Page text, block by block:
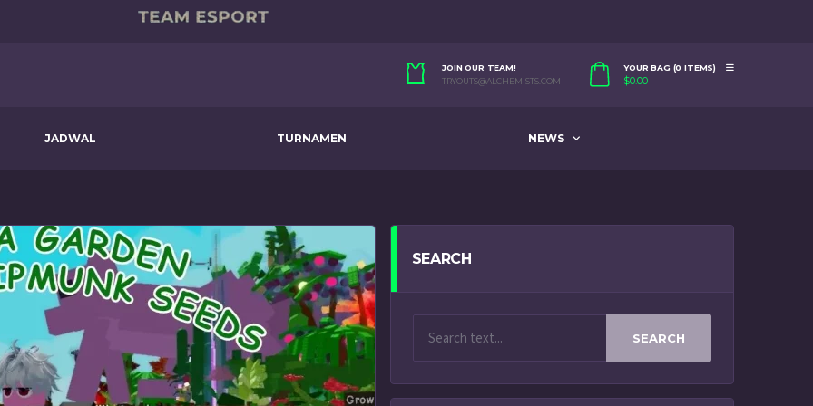
JOIN OUR TEAM!
TRYOUTS@ALCHEMISTS.COM
YOUR BAG (0 ITEMS)
$0.00
JADWAL TURNAMEN NEWS
SEARCH
SEARCH